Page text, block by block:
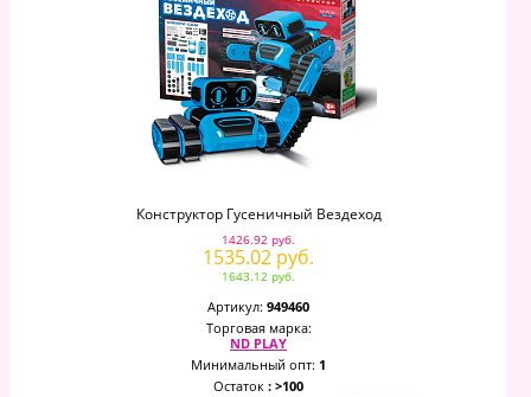
Конструктор Гусеничный Вездеход
1426.92 руб.
1535.02 руб.
1643.12 руб.
Артикул: 949460
Торговая марка:
ND PLAY
Минимальный опт: 1
Остаток : >100